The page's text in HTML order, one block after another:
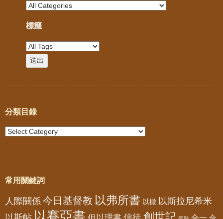
標籤
分類目錄
常用關鍵詞
人際關係 今日基督教 以弗所書 以撒 以斯拉尼希米
以賽亞書